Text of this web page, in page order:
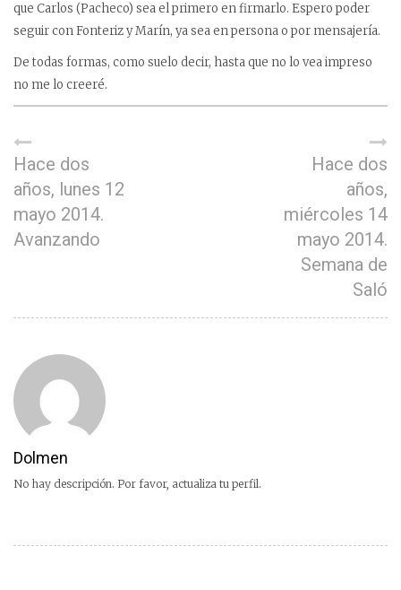
que Carlos (Pacheco) sea el primero en firmarlo. Espero poder
seguir con Fonteriz y Marín, ya sea en persona o por mensajería.
De todas formas, como suelo decir, hasta que no lo vea impreso
no me lo creeré.
Hace dos
años, lunes 12
mayo 2014.
Avanzando
Hace dos
años,
miércoles 14
mayo 2014.
Semana de
Saló
Dolmen
No hay descripción. Por favor, actualiza tu perfil.